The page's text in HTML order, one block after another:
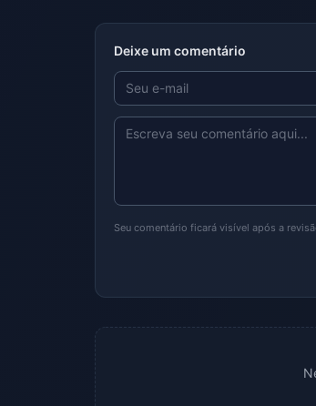
Deixe um comentário
Seu comentário ficará visível após a